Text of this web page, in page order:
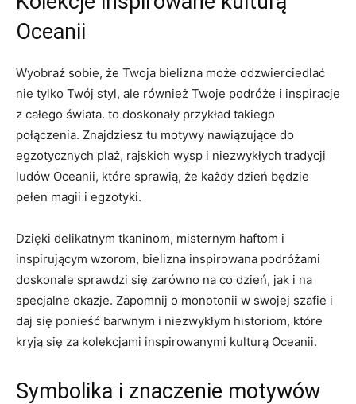
Oceanii
Wyobraź sobie, że​ Twoja bielizna‍ może odzwierciedlać
nie ‌tylko Twój styl, ale również ⁣Twoje podróże i inspiracje​
z całego świata. to doskonały ​przykład takiego
połączenia. Znajdziesz tu motywy ‌nawiązujące do‌
egzotycznych plaż, rajskich wysp i niezwykłych⁣ tradycji
ludów⁣ Oceanii, które sprawią, że każdy dzień będzie
pełen magii i egzotyki.
Dzięki delikatnym tkaninom, ⁣misternym haftom ⁤i​
inspirującym wzorom, bielizna inspirowana podróżami
doskonale sprawdzi się​ zarówno ‍na co dzień, jak ​i ⁣na
⁤specjalne okazje. Zapomnij⁤ o monotonii w swojej szafie i
daj się ponieść barwnym i niezwykłym historiom, które
kryją się za kolekcjami ⁣inspirowanymi kulturą Oceanii.
Symbolika i‍ znaczenie motywów